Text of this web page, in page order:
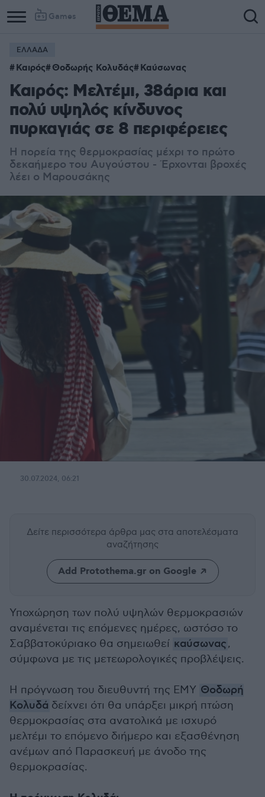
Games
ΕΛΛΑΔΑ
Καιρός Θοδωρής Κολυδάς Καύσωνας
Καιρός: Μελτέμι, 38άρια και
πολύ υψηλός κίνδυνος
πυρκαγιάς σε 8 περιφέρειες
Η πορεία της θερμοκρασίας μέχρι το πρώτο
δεκαήμερο του Αυγούστου - Έρχονται βροχές
λέει ο Μαρουσάκης
30.07.2024, 06:21
Δείτε περισσότερα άρθρα μας στα αποτελέσματα
αναζήτησης
Add Protothema.gr on Google
Υποχώρηση των πολύ υψηλών θερμοκρασιών
αναμένεται τις επόμενες ημέρες, ωστόσο το
Σαββατοκύριακο θα σημειωθεί καύσωνας,
σύμφωνα με τις μετεωρολογικές προβλέψεις.
Η πρόγνωση του διευθυντή της ΕΜΥ Θοδωρή
Κολυδά δείχνει ότι θα υπάρξει μικρή πτώση
θερμοκρασίας στα ανατολικά με ισχυρό
μελτέμι το επόμενο διήμερο και εξασθένηση
ανέμων από Παρασκευή με άνοδο της
θερμοκρασίας.